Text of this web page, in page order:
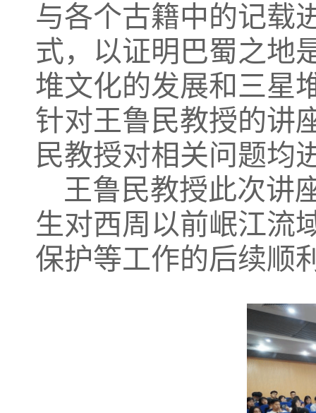
与各个古籍中的记载
式，以证明巴蜀之地
堆文化的发展和三星
针对王鲁民教授的讲
民教授对相关问题均
王鲁民教授此次讲
生对西周以前岷江流
保护等工作的后续顺